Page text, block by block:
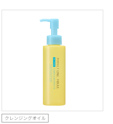
クレンジングオイル